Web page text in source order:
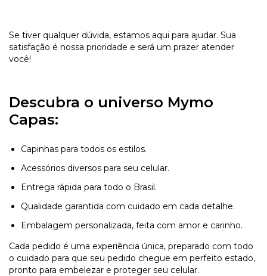
Se tiver qualquer dúvida, estamos aqui para ajudar. Sua
satisfação é nossa prioridade e será um prazer atender
você!
Descubra o universo Mymo
Capas:
Capinhas para todos os estilos.
Acessórios diversos para seu celular.
Entrega rápida para todo o Brasil.
Qualidade garantida com cuidado em cada detalhe.
Embalagem personalizada, feita com amor e carinho.
Cada pedido é uma experiência única, preparado com todo
o cuidado para que seu pedido chegue em perfeito estado,
pronto para embelezar e proteger seu celular.